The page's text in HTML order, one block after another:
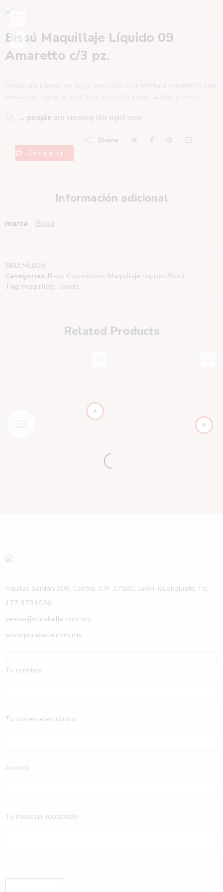
Bissú Maquillaje Líquido 09
Amaretto c/3 pz.
... people are viewing this right now
Comparar
Share
Información adicional
marca Bissú
SKU: MLB09
Categories: Bissú Cosméticos, Maquillaje Líquido Bissú
Tag: maquillaje-liquido
Related Products
Aquiles Serdán 205, Centro, C.P. 37000, León, Guanajuato Tel.
477 3794056
ventas@purabelle.com.mx
www.purabelle.com.mx
Tu nombre
Tu correo electrónico
Asunto
Tu mensaje (opcional)